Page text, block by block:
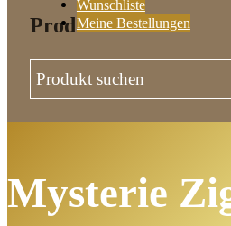
Wunschliste
Meine Bestellungen
Produktsuche
Mysterie